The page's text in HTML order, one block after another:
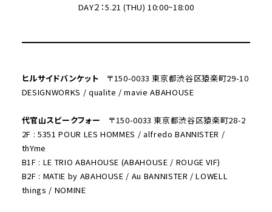
DAY２：​5.21 (THU) 10:00~18:00
ヒルサイドバンケット 〒150-0033 東京都渋谷区猿楽町29-10
DESIGNWORKS / qualite / mavie ABAHOUSE
代官山スピークフォー 〒150-0033 東京都渋谷区猿楽町28-2
2F : 5351 POUR LES HOMMES / alfredo BANNISTER /
thYme
B1F : LE TRIO ABAHOUSE (ABAHOUSE / ROUGE VIF)
B2F : MATIE by ABAHOUSE / Au BANNISTER / LOWELL
things / NOMINE